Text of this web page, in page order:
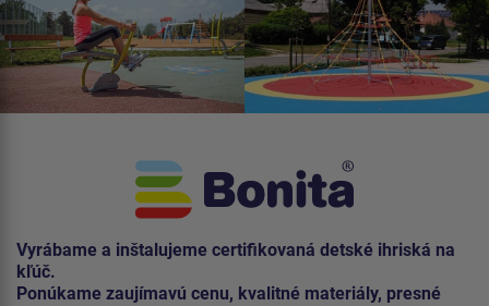
Vyrábame a inštalujeme certifikovaná detské ihriská na
kľúč.
Ponúkame zaujímavú cenu, kvalitné materiály, presné